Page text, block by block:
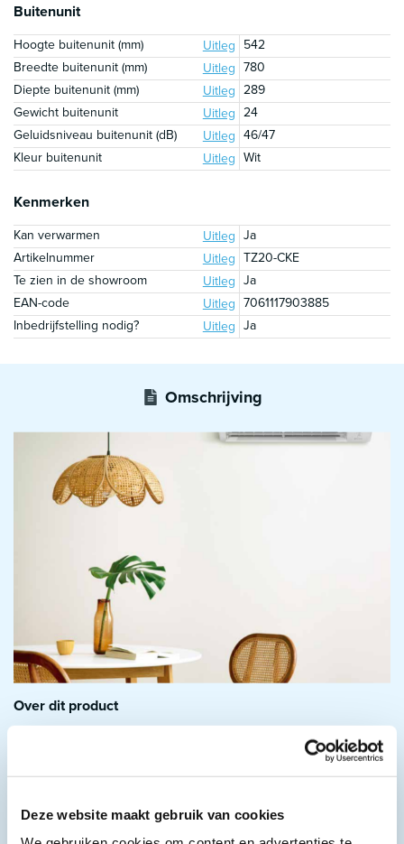
Deze website maakt gebruik van cookies
Buitenunit
Hoogte buitenunit (mm) Uitleg 542
Breedte buitenunit (mm)
Uitleg 780
Diepte buitenunit (mm)
Uitleg 289
Gewicht buitenunit
Uitleg 24
Geluidsniveau buitenunit (dB)
Uitleg 46/47
Kleur buitenunit
Uitleg Wit
Kenmerken
Kan verwarmen Uitleg Ja
Artikelnummer
Uitleg TZ20-CKE
Te zien in de showroom
Uitleg Ja
EAN-code
Uitleg 7061117903885
Inbedrijfstelling nodig?
Uitleg Ja
Omschrijving
Over dit product
Timer
Slaapstand